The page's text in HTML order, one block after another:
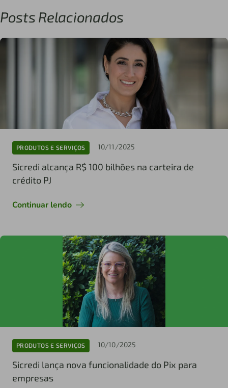
Posts Relacionados
PRODUTOS E SERVIÇOS 10/11/2025
Sicredi alcança R$ 100 bilhões na carteira de
crédito PJ
Continuar lendo
PRODUTOS E SERVIÇOS 10/10/2025
Sicredi lança nova funcionalidade do Pix para
empresas